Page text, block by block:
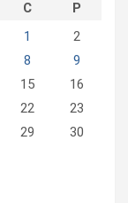
C
P
1
2
8
9
15
16
22
23
29
30